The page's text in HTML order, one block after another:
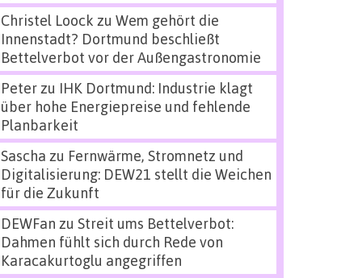
Christel Loock zu Wem gehört die
Innenstadt? Dortmund beschließt
Bettelverbot vor der Außengastronomie
Peterzu IHK Dortmund: Industrie klagt
über hohe Energiepreise und fehlende
Planbarkeit
Sascha zu Fernwärme, Stromnetz und
Digitalisierung: DEW21 stellt die Weichen
für die Zukunft
DEWFan zu Streit ums Bettelverbot:
Dahmen fühlt sich durch Rede von
Karacakurtoglu angegriffen